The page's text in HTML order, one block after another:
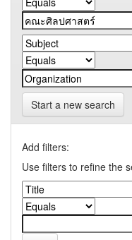
Start a new search
Add filters:
Use filters to refine the